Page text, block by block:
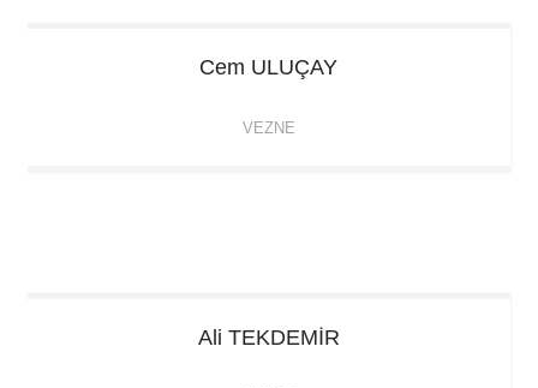
Cem ULUÇAY
VEZNE
Ali TEKDEMİR